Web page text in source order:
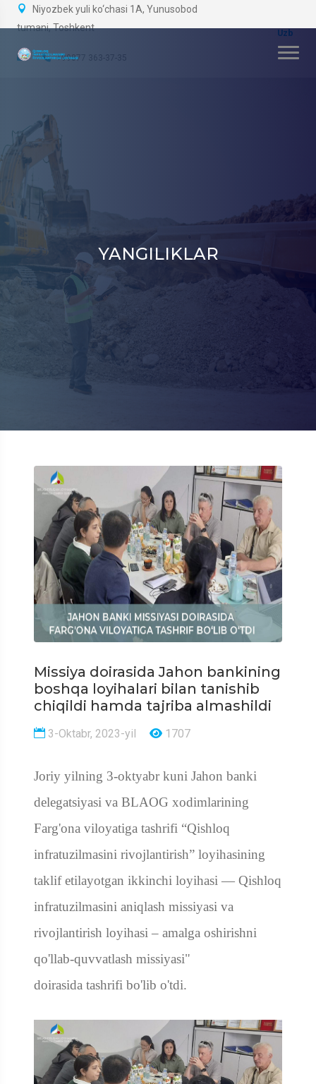
Niyozbek yuli ko‘chasi 1A, Yunusobod
tumani, Toshkent
+99877 363-37-35
YANGILIKLAR
Missiya doirasida Jahon bankining
boshqa loyihalari bilan tanishib
chiqildi hamda tajriba almashildi
3-Oktabr, 2023-yil 1707
Joriy yilning 3-oktyabr kuni Jahon banki
delegatsiyasi va BLAOG xodimlarining
Farg'ona viloyatiga tashrifi “Qishloq
infratuzilmasini rivojlantirish” loyihasining
taklif etilayotgan ikkinchi loyihasi — Qishloq
infratuzilmasini aniqlash missiyasi va
rivojlantirish loyihasi – amalga oshirishni
qo'llab-quvvatlash missiyasi"
doirasida tashrifi bo'lib o'tdi.